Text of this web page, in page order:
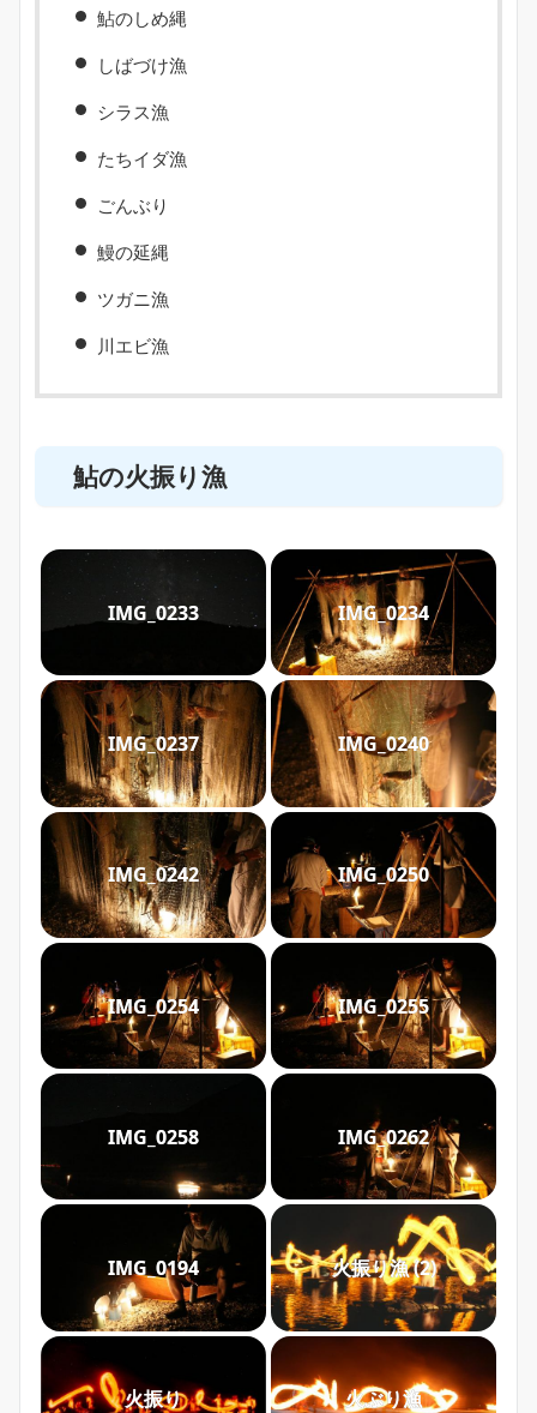
鮎のしめ縄
しばづけ漁
シラス漁
たちイダ漁
ごんぶり
鰻の延縄
ツガニ漁
川エビ漁
鮎の火振り漁
IMG_0233 IMG_0234
IMG_0237 IMG_0240
IMG_0242 IMG_0250
IMG_0254 IMG_0255
IMG_0258 IMG_0262
IMG_0194 火振り漁 (2)
火振り 火ぶり漁